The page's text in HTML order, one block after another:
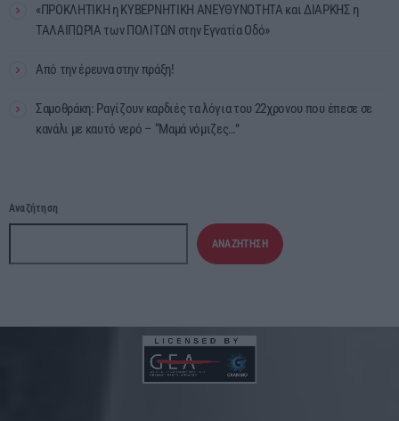
«ΠΡΟΚΛΗΤΙΚΗ η ΚΥΒΕΡΝΗΤΙΚΗ ΑΝΕΥΘΥΝΟΤΗΤΑ και ΔΙΑΡΚΗΣ η
ΤΑΛΑΙΠΩΡΙΑ των ΠΟΛΙΤΩΝ στην Εγνατία Οδό»
Από την έρευνα στην πράξη!
Σαμοθράκη: Ραγίζουν καρδιές τα λόγια του 22χρονου που έπεσε σε
κανάλι με καυτό νερό – “Μαμά νόμιζες…”
Αναζήτηση
ΑΝΑΖΉΤΗΣΗ